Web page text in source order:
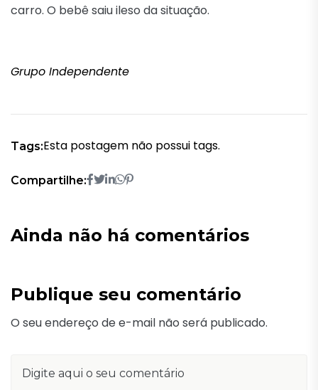
carro. O bebê saiu ileso da situação.
Grupo Independente
Tags:Esta postagem não possui tags.
Compartilhe:
Ainda não há comentários
Publique seu comentário
O seu endereço de e-mail não será publicado.